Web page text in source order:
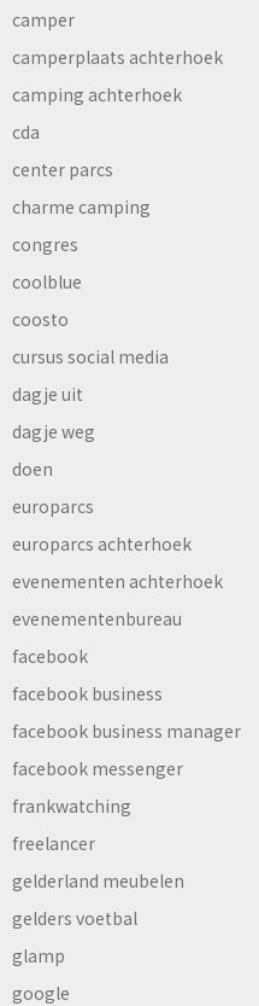
camper
camperplaats achterhoek
camping achterhoek
cda
center parcs
charme camping
congres
coolblue
coosto
cursus social media
dagje uit
dagje weg
doen
europarcs
europarcs achterhoek
evenementen achterhoek
evenementenbureau
facebook
facebook business
facebook business manager
facebook messenger
frankwatching
freelancer
gelderland meubelen
gelders voetbal
glamp
google